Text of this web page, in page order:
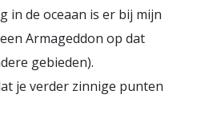
in de oceaan is er bij mijn
Armageddon op dat
gebieden).
je verder zinnige punten